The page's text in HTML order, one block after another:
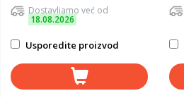
Dostavljamo već od
18.08.2026
Usporedite proizvod